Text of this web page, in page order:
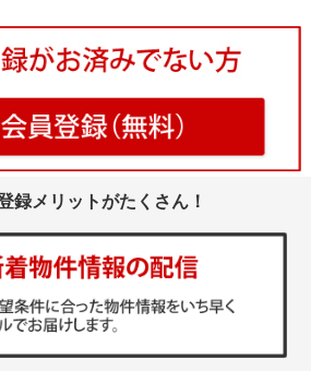
録メリットがたくさん！